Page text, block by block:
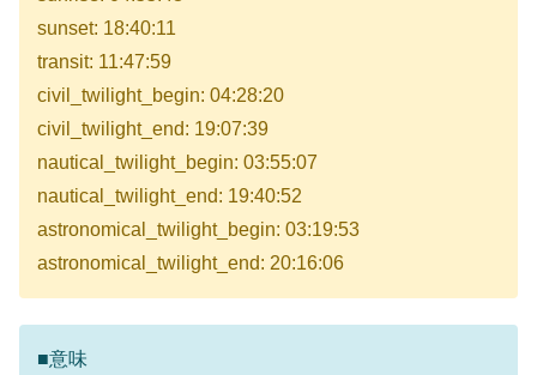
sunset: 18:40:11
transit: 11:47:59
civil_twilight_begin: 04:28:20
civil_twilight_end: 19:07:39
nautical_twilight_begin: 03:55:07
nautical_twilight_end: 19:40:52
astronomical_twilight_begin: 03:19:53
astronomical_twilight_end: 20:16:06
■意味